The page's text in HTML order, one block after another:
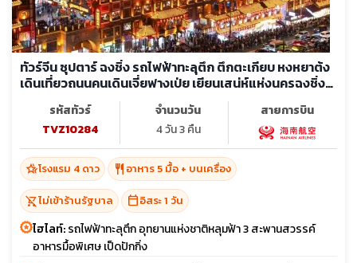
ทัวร์จีน ซุปตาร์ ฉงชิ่ง รถไฟฟ้าทะลุตึก ตึกตะเกียบ หงหยาต้ง
เดินเที่ยวถนนคนเดินเจี่ยฟางเป่ย เยียนเสน่ห์แห่งนครฉงชิ่ง
(ไม่ลงร้าน + อิสระ 1 วัน)
รหัสทัวร์
TVZ10284
จำนวนวัน
4 วัน 3 คืน
สายการบิน
hotel_classโรงแรม 4 ดาว restaurant อาหาร 5 มื้อ + บนเครื่อง
shopping_cart_offไม่เข้าร้านรัฐบาล calendar_todayอิสระ 1 วัน
ไฮไลท์:รถไฟฟ้าทะลุตึก อุทยานแห่งชาติหลุมฟ้า 3 สะพานสวรรค์
อาหารมื้อพิเศษ เป็ดปักกิ่ง